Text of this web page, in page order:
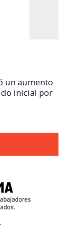
un aumento
inicial por